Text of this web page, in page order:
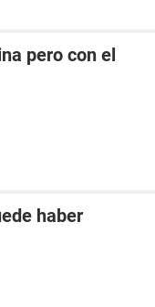
pero con el
haber